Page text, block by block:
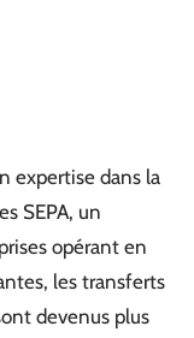
expertise dans la
SEPA, un
opérant en
les transferts
devenus plus